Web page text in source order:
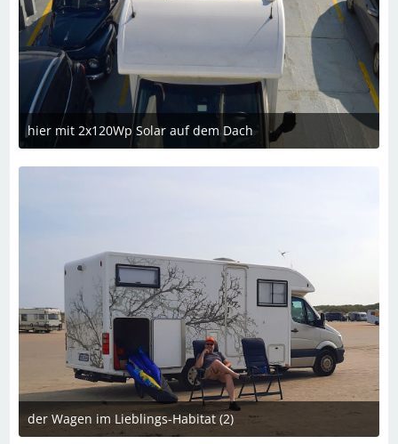
hier mit 2x120Wp Solar auf dem Dach
8. Oktober 2024 um 22:06
der Wagen im Lieblings-Habitat (2)
8. Oktober 2024 um 22:06